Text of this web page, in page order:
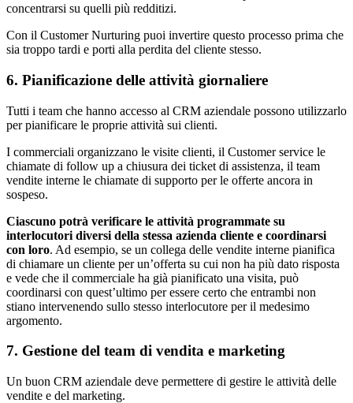
concentrarsi su quelli più redditizi.
Con il Customer Nurturing puoi invertire questo processo prima che
sia troppo tardi e porti alla perdita del cliente stesso.
6. Pianificazione delle attività giornaliere
Tutti i team che hanno accesso al CRM aziendale possono utilizzarlo
per pianificare le proprie attività sui clienti.
I commerciali organizzano le visite clienti, il Customer service le
chiamate di follow up a chiusura dei ticket di assistenza, il team
vendite interne le chiamate di supporto per le offerte ancora in
sospeso.
Ciascuno potrà verificare le attività programmate su
interlocutori diversi della stessa azienda cliente e coordinarsi
con loro. Ad esempio, se un collega delle vendite interne pianifica
di chiamare un cliente per un’offerta su cui non ha più dato risposta
e vede che il commerciale ha già pianificato una visita, può
coordinarsi con quest’ultimo per essere certo che entrambi non
stiano intervenendo sullo stesso interlocutore per il medesimo
argomento.
7. Gestione del team di vendita e marketing
Un buon CRM aziendale deve permettere di gestire le attività delle
vendite e del marketing.